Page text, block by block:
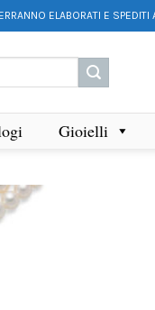
ELABORATI E
Gioielli